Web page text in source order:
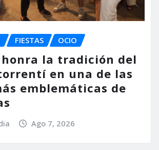
FIESTAS OCIO
honra la tradición del
en una de las
emblemáticas de
Ago 7, 2026